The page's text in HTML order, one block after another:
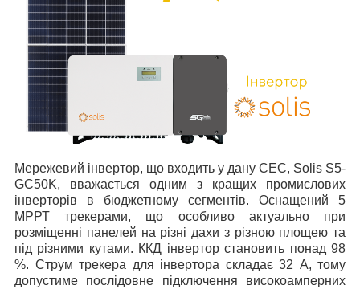
Мережевий інвертор, що входить у дану СЕС, Solis S5-
GC50K, вважається одним з кращих промислових
інверторів в бюджетному сегментів. Оснащений 5
МРРТ трекерами, що особливо актуально при
розміщенні панелей на різні дахи з різною площею та
під різними кутами. ККД інвертор становить понад 98
%. Струм трекера для інвертора складає 32 А, тому
допустиме послідовне підключення високоамперних